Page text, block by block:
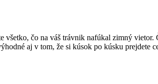
čo na váš trávnik nafúkal zimný
aj v tom, že si kúsok po kúsku